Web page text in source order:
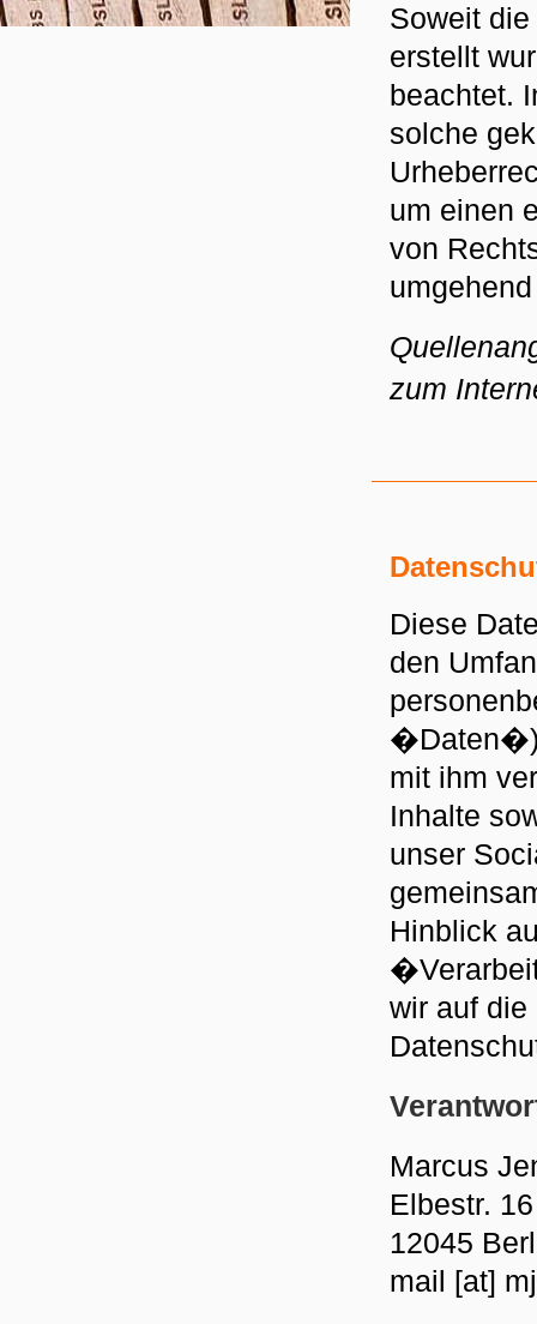
Soweit
erstellt
beachtet.
solche
um einen
von
zum
Diese
den
�Daten�)
mit ihm
Inhalte
unser
Hinblick
wir auf die
Marcus
Elbestr. 16
12045
mail [at]